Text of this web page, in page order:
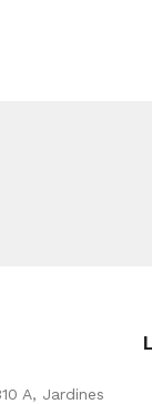
A, Jardines